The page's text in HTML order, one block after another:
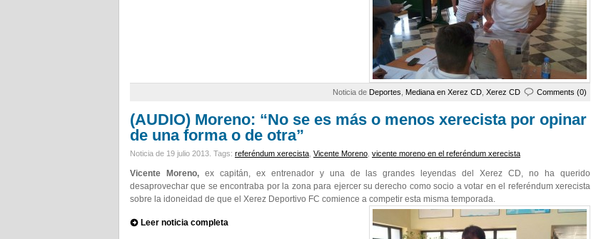
Noticia de Deportes Mediana en Xerez CD Xerez CD Comments (0)
(AUDIO) Moreno: “No se es más o menos xerecista por opinar
de una forma o de otra”
Noticia de 19 julio 2013. Tags: referéndum xerecista Vicente Moreno vicente moreno en el referéndum xerecista
Vicente Moreno,ex capitán, ex entrenador y una de las grandes leyendas del Xerez CD, no ha querido
desaprovechar que se encontraba por la zona para ejercer su derecho como socio a votar en el referéndum xerecista
sobre la idoneidad de que el Xerez Deportivo FC comience a competir esta misma temporada.
Leer noticia completa